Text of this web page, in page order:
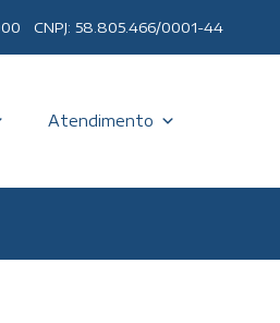
CNPJ: 58.805.466/0001-44
Atendimento